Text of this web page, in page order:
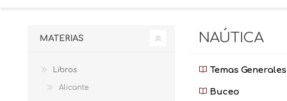
NAÚTICA
Temas Generales
Buceo
MATERIAS
Libros
Alicante